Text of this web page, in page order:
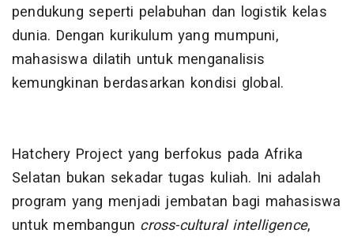
pendukung seperti pelabuhan dan logistik kelas
dunia. Dengan kurikulum yang mumpuni,
mahasiswa dilatih untuk menganalisis
kemungkinan berdasarkan kondisi global.
Hatchery Project yang berfokus pada Afrika
Selatan bukan sekadar tugas kuliah. Ini adalah
program yang menjadi jembatan bagi mahasiswa
untuk membangun cross-cultural intelligence,